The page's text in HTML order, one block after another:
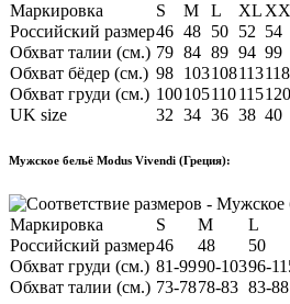
Маркировка S M L XL
Российский размер46 48 50 52 54
Обхват талии (см.) 79 84 89 94 99
Обхват бёдер (см.) 98 103108113118
Обхват груди (см.) 100105110115120
UK size
32 34 36 38 40
Мужское бельё Modus Vivendi (Греция):
Маркировка S M L
Российский размер46 48 50
Обхват груди (см.) 81-9990-10396-
Обхват талии (см.) 73-7878-83 83-88